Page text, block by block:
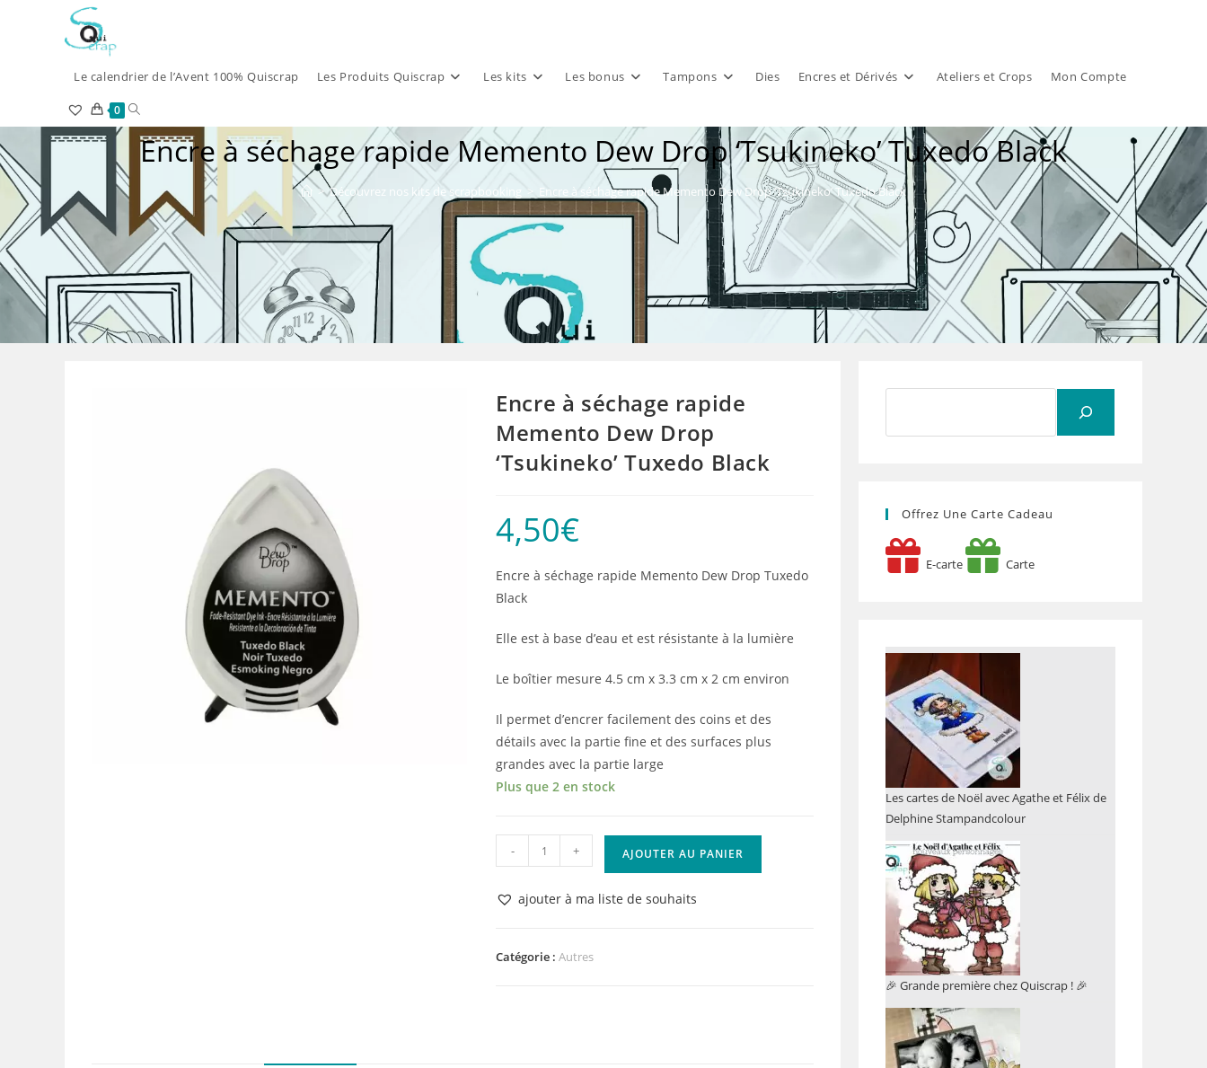
Le calendrier de l’Avent 100% Quiscrap Les Produits Quiscrap Les kits Les bonus Tampons Dies Encres et Dérivés Ateliers et Crops Mon Compte
0 Toggle
website
search
Encre à séchage rapide Memento Dew Drop ‘Tsukineko’ Tuxedo Black
> Découvrez nos kits de scrapbooking > Encre à séchage rapide Memento Dew Drop ‘Tsukineko’ Tuxedo Black
Encre à séchage rapide
Memento Dew Drop
‘Tsukineko’ Tuxedo Black
4,50€
Encre à séchage rapide Memento Dew Drop Tuxedo
Black
Elle est à base d’eau et est résistante à la lumière
Le boîtier mesure 4.5 cm x 3.3 cm x 2 cm environ
Il permet d’encrer facilement des coins et des
détails avec la partie fine et des surfaces plus
grandes avec la partie large
Plus que 2 en stock
quantité
de
Encre
rapide
- + AJOUTER AU PANIER
ajouter à ma liste de souhaits
Catégorie :Autres
Offrez Une Carte Cadeau
E-carte Carte
Les cartes de Noël avec Agathe et Félix de
Delphine Stampandcolour
🎉 Grande première chez Quiscrap ! 🎉